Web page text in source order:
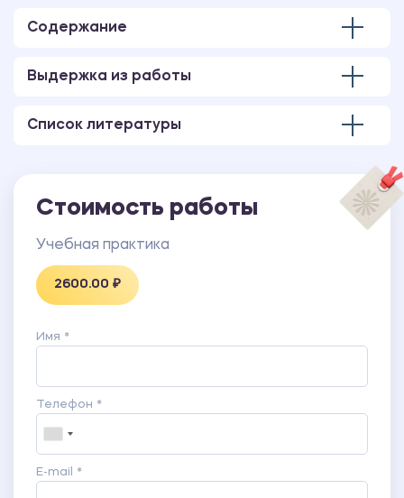
ПРИЛОЖЕНИЕ 1 Журнал учета детей
ПРИЛОЖЕНИЕ 2 Карта психолого-педагогического
ПРИЛОЖЕНИЕ 3 График заседаний психолого-
педагогической службы.
ПРИЛОЖЕНИЕ 5 План работы психолого-
педагогической службы.
Содержание
Выдержка из работы
Список литературы
Стоимость работы
Учебная практика
2600.00 ₽
Имя *
Телефон *
E-mail *